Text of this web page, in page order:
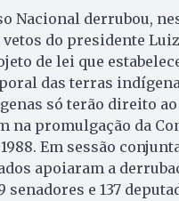
Nacional derrubou,
vetos do presidente
de lei que
das terras
só terão direito
na promulgação da
Em sessão
apoiaram a
senadores e 137